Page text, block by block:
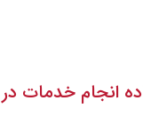
انجام خدمات